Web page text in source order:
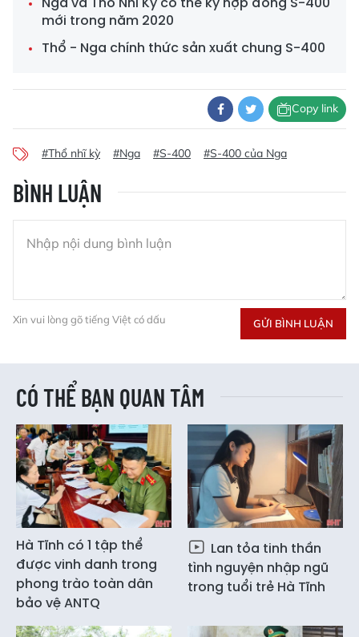
mới trong năm 2020
Thổ - Nga chính thức sản xuất chung S-400
Copy link
#Thổ nhĩ kỳ #Nga #S-400 #S-400 của Nga
BÌNH LUẬN
Xin vui lòng gõ tiếng Việt có dấu GỬI BÌNH LUẬN
CÓ THỂ BẠN QUAN TÂM
Hà Tĩnh có 1 tập thể
được vinh danh trong
phong trào toàn dân
bảo vệ ANTQ
Lan tỏa tinh thần
tình nguyện nhập ngũ
trong tuổi trẻ Hà Tĩnh